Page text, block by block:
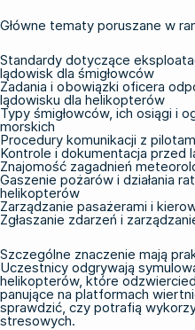
Główne tematy poruszane w
Standardy dotyczące
lądowisk dla śmigłowców
Zadania i obowiązki oficera
lądowisku dla helikopterów
Typy śmigłowców, ich osiągi i
morskich
Procedury komunikacji z
Kontrole i dokumentacja przed
Znajomość zagadnień
Gaszenie pożarów i działania
helikopterów
Zarządzanie pasażerami i
Zgłaszanie zdarzeń i
Szczególne znaczenie mają
Uczestnicy odgrywają
helikopterów, które
panujące na platformach
sprawdzić, czy potrafią
stresowych.